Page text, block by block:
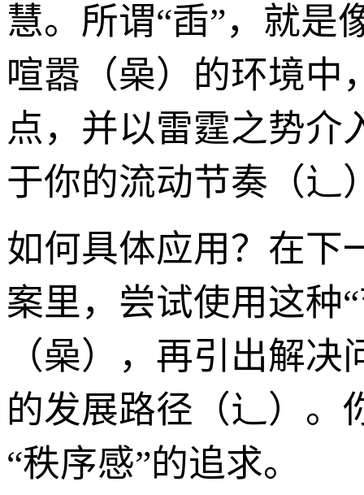
慧。所谓“臿”，就是
喧嚣（喿）的环境中
点，并以雷霆之势介
于你的流动节奏（辶
如何具体应用？在下
案里，尝试使用这种
（喿），再引出解
的发展路径（辶）。
“秩序感”的追求。